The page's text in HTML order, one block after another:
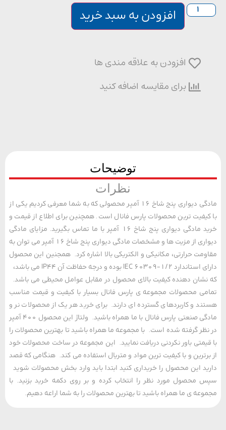
افزودن به سبد خرید
افزودن به علاقه مندی ها
برای مقایسه اضافه کنید
توضیحات
نظرات
مادگی دیواری پنج شاخ 16 آمپر محصولی که به شما معرفی کردیم یکی از
ترین محصولات پارس فانال است. همچنین برای اطلاع از قیمت و
خرید مادگی دیواری پنج شاخ 16 آمپر با ما تماس بگیرید. مزایای مادگی
دیواری از مزیت ها و مشخصات مادگی دیواری پنج شاخ 16 آمپر می توان به
حرارتی، مکانیکی و الکتریکی بالا اشاره کرد. همجنین این محصول
دارای استاندارد IEC 60309-1/2 بوده و درجه حفاظت آن IP44 می باشد،
دهنده کیفیت بالای محصول در مقابل عوامل محیطی می باشد.
محصولات مجموعه ی پارس فانال بسیار با کیفیت و قیمت مناسب
و کاربردهای گسترده ای دارند. برای خرید هر یک از محصولات نر و
مادگی صنعتی پارس فانال با ما همراه باشید. ولتاژ این محصول 400 آمپر
گرفته شده است. با مجموعه ما همراه باشید تا بهترین محصولات را
باور نکردنی دریافت نمایید. این مجموعه در ساخت محصولات خود
و با کیفیت ترین مواد و متریال استفاده می کند. هنگامی که قصد
این محصول را خریداری کنید ابتدا باید وارد بخش محصولات شوید
محصول مورد نظر را انتخاب کرده و بر روی دکمه خرید بزنید. با
ی ما همراه باشید تا بهترین محصولات را به شما اراعه دهیم.